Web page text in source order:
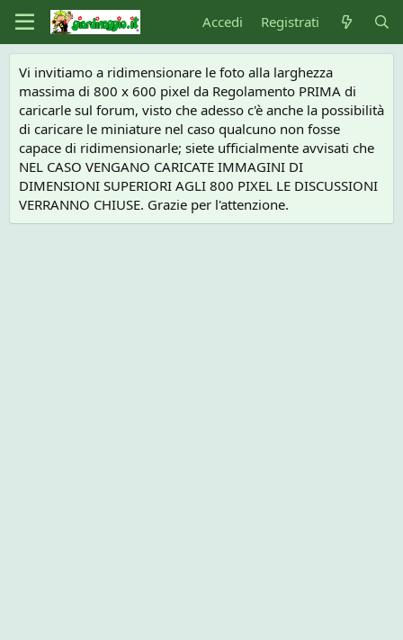
Accedi Registrati
Vi invitiamo a ridimensionare le foto alla larghezza
massima di 800 x 600 pixel da Regolamento PRIMA di
caricarle sul forum, visto che adesso c'è anche la possibilità
di caricare le miniature nel caso qualcuno non fosse
capace di ridimensionarle; siete ufficialmente avvisati che
NEL CASO VENGANO CARICATE IMMAGINI DI
DIMENSIONI SUPERIORI AGLI 800 PIXEL LE DISCUSSIONI
VERRANNO CHIUSE. Grazie per l'attenzione.